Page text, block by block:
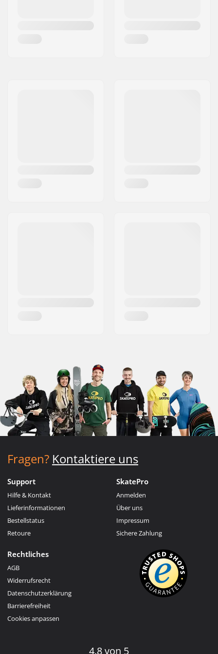
Fragen? Kontaktiere uns
Support
Hilfe & Kontakt
Lieferinformationen
Bestellstatus
Retoure
SkatePro
Anmelden
Über uns
Impressum
Sichere Zahlung
Rechtliches
AGB
Widerrufsrecht
Datenschutzerklärung
Barrierefreiheit
Cookies anpassen
4.8 von 5